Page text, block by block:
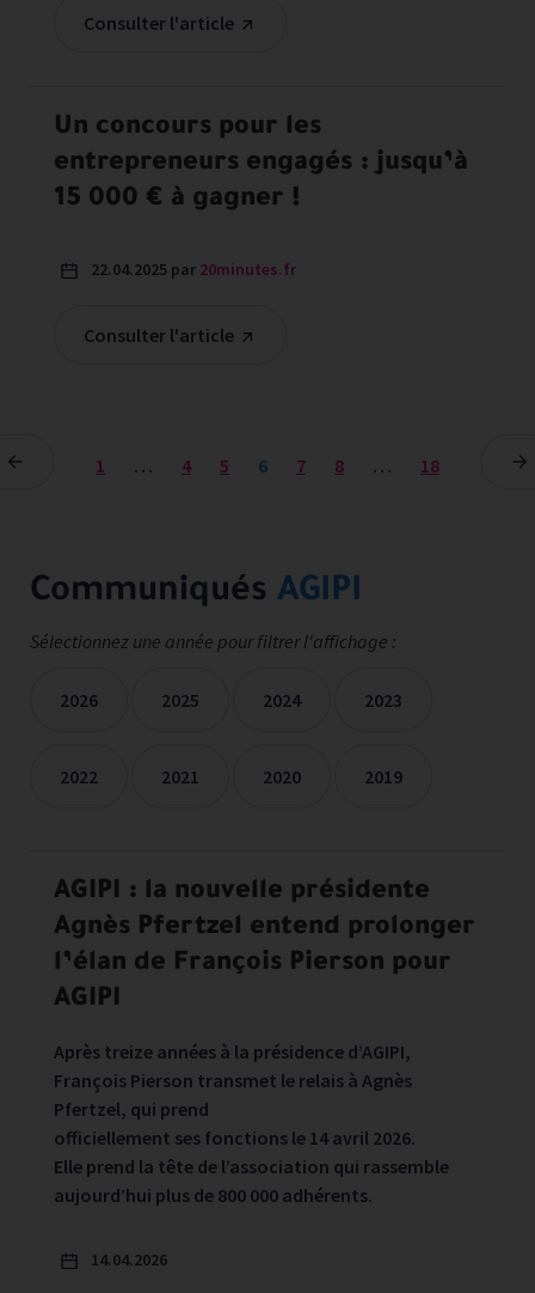
Consulter l'article
Un concours pour les
entrepreneurs engagés : jusqu’à
15 000 € à gagner !
Consulter l'article
22.04.2025 par 20minutes.fr
1 … 4 5 6 7 8 … 18
Communiqués AGIPI
Sélectionnez une année pour filtrer l'affichage :
2026 2025 2024 2023
2022 2021 2020 2019
AGIPI : la nouvelle présidente
Agnès Pfertzel entend prolonger
l’élan de François Pierson pour
AGIPI
Après treize années à la présidence d’AGIPI,
François Pierson transmet le relais à Agnès
Pfertzel, qui prend
officiellement ses fonctions le 14 avril 2026.
Elle prend la tête de l’association qui rassemble
aujourd’hui plus de 800 000 adhérents.
14.04.2026